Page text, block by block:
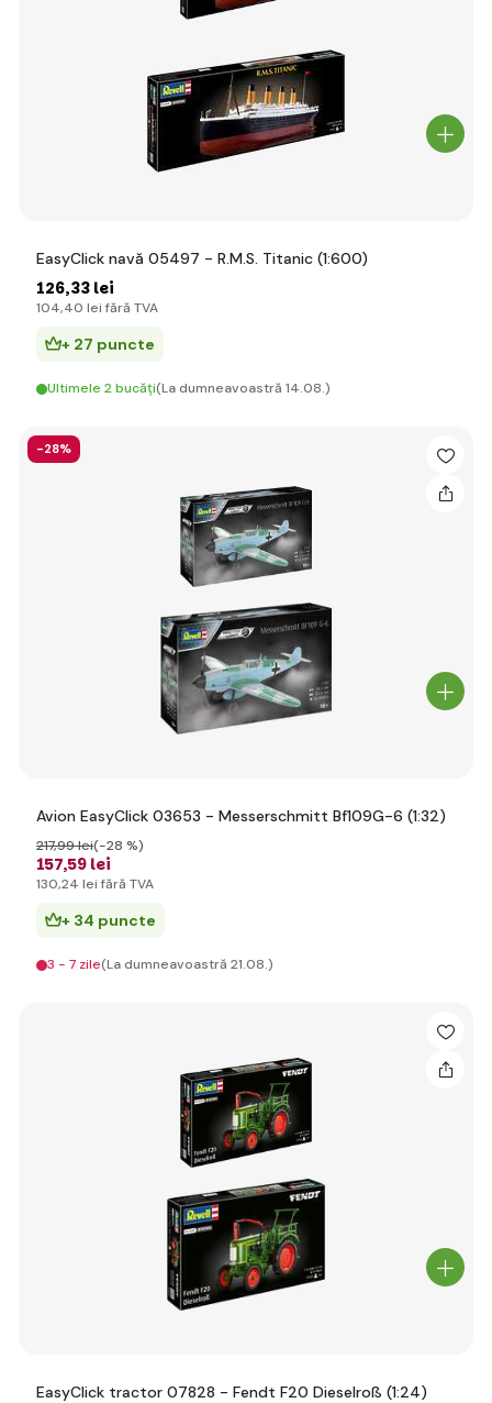
EasyClick navă 05497 - R.M.S. Titanic (1:600)
126,33 lei
104,40 lei fără TVA
+ 27 puncte
Ultimele 2 bucăți(La dumneavoastră 14.08.)
-28%
Avion EasyClick 03653 - Messerschmitt Bf109G-6 (1:32)
157,59 lei
217,99 lei(-28 %)
130,24 lei fără TVA
+ 34 puncte
3 - 7 zile(La dumneavoastră 21.08.)
EasyClick tractor 07828 - Fendt F20 Dieselroß (1:24)